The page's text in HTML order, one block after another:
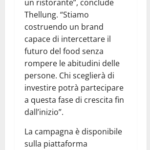
un ristorante”, conclude
Thellung. “Stiamo
costruendo un brand
capace di intercettare il
futuro del food senza
rompere le abitudini delle
persone. Chi sceglierà di
investire potrà partecipare
a questa fase di crescita fin
dall’inizio”.
La campagna è disponibile
sulla piattaforma